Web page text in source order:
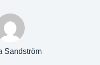
Sandström